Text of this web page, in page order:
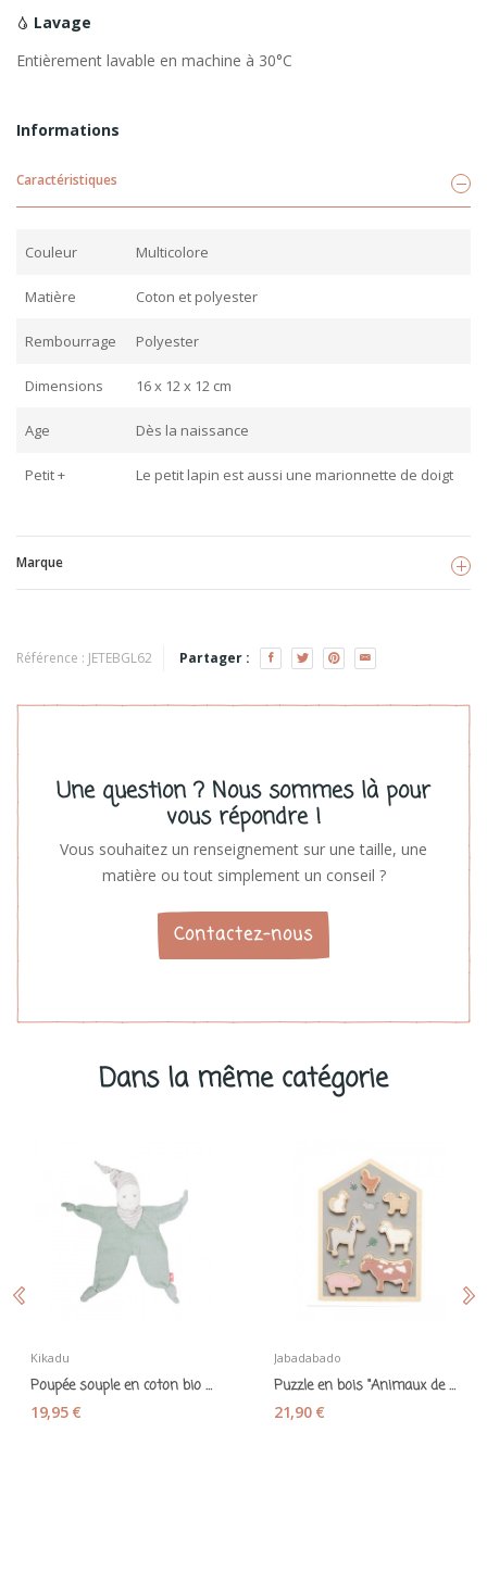
Lavage
Entièrement lavable en machine à 30°C
Informations
Caractéristiques
Couleur Multicolore
Matière Coton et polyester
Rembourrage Polyester
Dimensions 16 x 12 x 12 cm
Age Dès la naissance
Petit + Le petit lapin est aussi une marionnette de doigt
Marque
Ebulobo
Référence : JETEBGL62 Partager :
Une question ? Nous sommes là pour
vous répondre !
Vous souhaitez un renseignement sur une taille, une
matière ou tout simplement un conseil ?
Contactez-nous
Dans la même catégorie
Kikadu
Poupée souple en coton bio vert menthe - Kikadu
19,95 €
Jabadabado
Puzzle en bois "Animaux de la ferme"
21,90 €